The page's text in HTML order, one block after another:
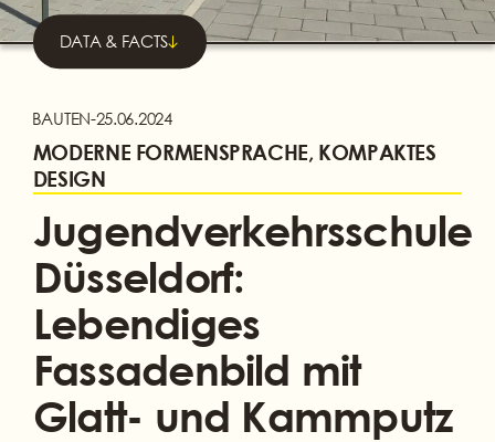
DATA & FACTS
BAUTEN-25.06.2024
MODERNE FORMENSPRACHE, KOMPAKTES
DESIGN
Jugendverkehrsschule
Düsseldorf:
Lebendiges
Fassadenbild mit
Glatt- und Kammputz